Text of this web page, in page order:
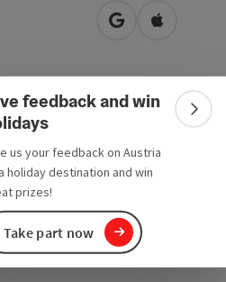
feedback and win
us your feedback on Austria
holiday destination and win
prizes!
Take part now
open in Google
Open in
profile